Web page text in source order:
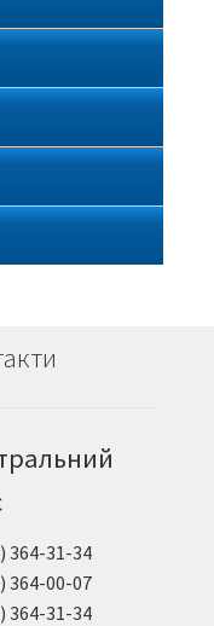
364-31-34
364-00-07
364-31-34